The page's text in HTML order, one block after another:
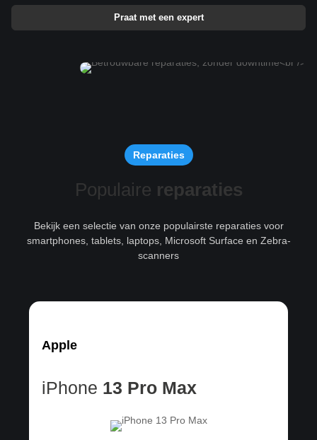
Praat met een expert
Reparaties
Populaire reparaties
Bekijk een selectie van onze populairste reparaties voor
smartphones, tablets, laptops, Microsoft Surface en Zebra-
scanners
Apple
iPhone 13 Pro Max